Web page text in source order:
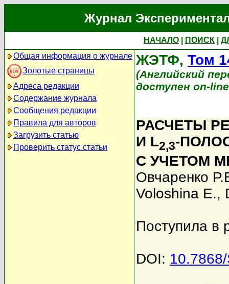
Журнал
НАЧАЛО ПОИСК
Общая информация о журнале
Золотые страницы
Адреса редакции
Содержание журнала
Сообщения редакции
Правила для авторов
Загрузить статью
Проверить статус статьи
ЖЭТФ, Том
(Английский
доступен on-
РАСЧЕТЫ
И L2,3-
С УЧЕТОМ
Овчаренко
Voloshina E.,
Поступила в
DOI: